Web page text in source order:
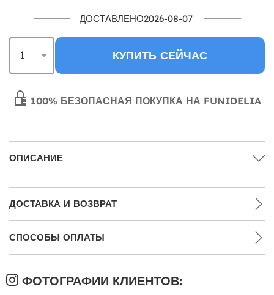
ДОСТАВЛЕНО2026-08-07
КУПИТЬ СЕЙЧАС
100% БЕЗОПАСНАЯ ПОКУПКА НА FUNIDELIA
ОПИСАНИЕ
ДОСТАВКА И ВОЗВРАТ
СПОСОБЫ ОПЛАТЫ
ФОТОГРАФИИ КЛИЕНТОВ: